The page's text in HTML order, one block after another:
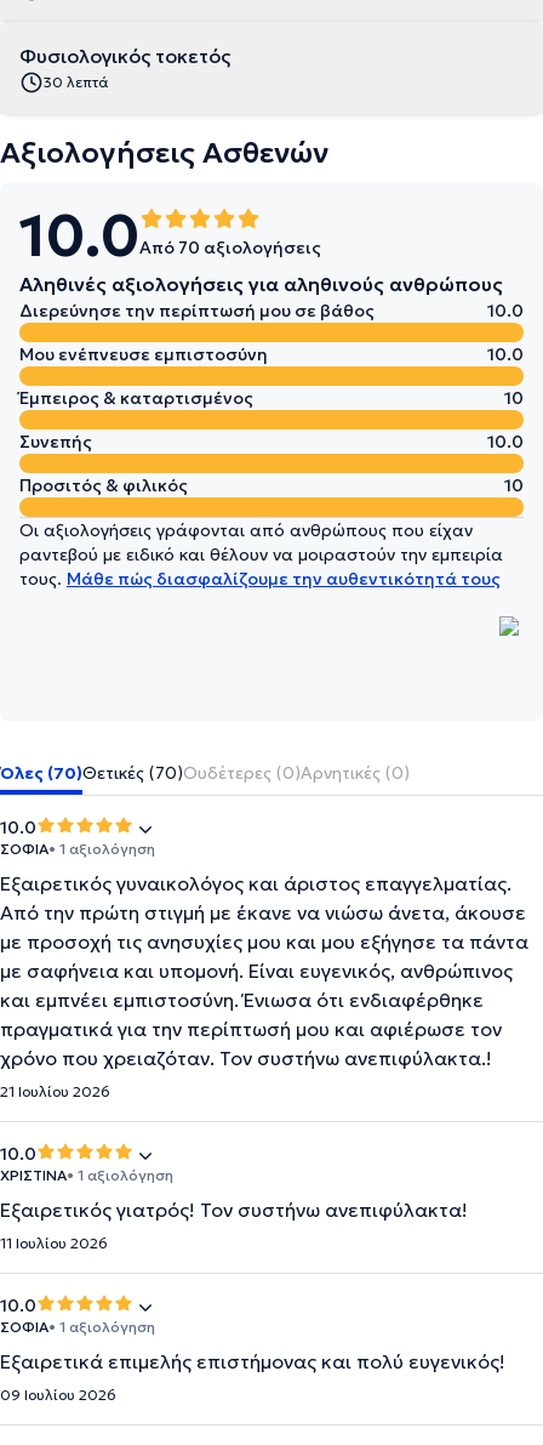
Φυσιολογικός τοκετός
30 λεπτά
Αξιολογήσεις Ασθενών
10.0Από 70 αξιολογήσεις
Αληθινές αξιολογήσεις για αληθινούς ανθρώπους
Διερεύνησε την περίπτωσή μου σε βάθος
10.0
Μου ενέπνευσε εμπιστοσύνη
10.0
Έμπειρος & καταρτισμένος
10
Συνεπής
10.0
Προσιτός & φιλικός
10
Οι αξιολογήσεις γράφονται από ανθρώπους που είχαν
ραντεβού με ειδικό και θέλουν να μοιραστούν την εμπειρία
τους. Μάθε πώς διασφαλίζουμε την αυθεντικότητά τους
Όλες (70)Θετικές (70)Ουδέτερες (0)Αρνητικές (0)
10.0
ΣΟΦΙΑ• 1 αξιολόγηση
Εξαιρετικός γυναικολόγος και άριστος επαγγελματίας.
Από την πρώτη στιγμή με έκανε να νιώσω άνετα, άκουσε
με προσοχή τις ανησυχίες μου και μου εξήγησε τα πάντα
με σαφήνεια και υπομονή. Είναι ευγενικός, ανθρώπινος
και εμπνέει εμπιστοσύνη. Ένιωσα ότι ενδιαφέρθηκε
πραγματικά για την περίπτωσή μου και αφιέρωσε τον
χρόνο που χρειαζόταν. Τον συστήνω ανεπιφύλακτα.!
21 Ιουλίου 2026
10.0
ΧΡΙΣΤΙΝΑ• 1 αξιολόγηση
Εξαιρετικός γιατρός! Τον συστήνω ανεπιφύλακτα!
11 Ιουλίου 2026
10.0
ΣΟΦΙΑ• 1 αξιολόγηση
Εξαιρετικά επιμελής επιστήμονας και πολύ ευγενικός!
09 Ιουλίου 2026